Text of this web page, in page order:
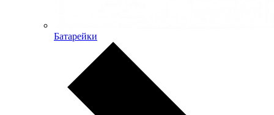
Батарейки